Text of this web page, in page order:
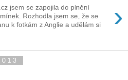
›
jsem se zapojila do plnění
Rozhodla jsem se, že se
k fotkám z Anglie a udělám si